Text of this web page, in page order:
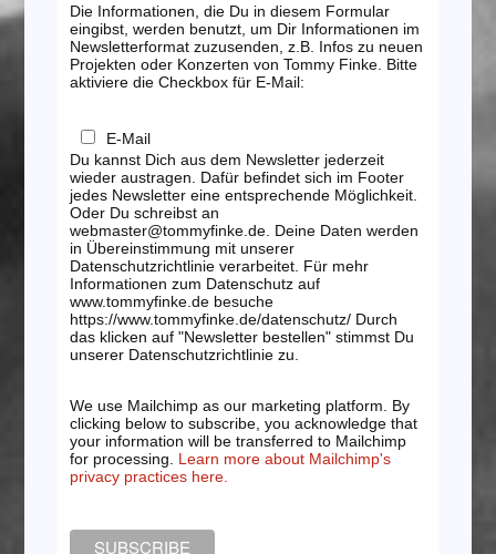
Die Informationen, die Du in diesem Formular
eingibst, werden benutzt, um Dir Informationen im
Newsletterformat zuzusenden, z.B. Infos zu neuen
Projekten oder Konzerten von Tommy Finke. Bitte
aktiviere die Checkbox für E-Mail:
E-Mail
Du kannst Dich aus dem Newsletter jederzeit
wieder austragen. Dafür befindet sich im Footer
jedes Newsletter eine entsprechende Möglichkeit.
Oder Du schreibst an
webmaster@tommyfinke.de. Deine Daten werden
in Übereinstimmung mit unserer
Datenschutzrichtlinie verarbeitet. Für mehr
Informationen zum Datenschutz auf
www.tommyfinke.de besuche
https://www.tommyfinke.de/datenschutz/ Durch
das klicken auf "Newsletter bestellen" stimmst Du
unserer Datenschutzrichtlinie zu.
We use Mailchimp as our marketing platform. By
clicking below to subscribe, you acknowledge that
your information will be transferred to Mailchimp
for processing. Learn more about Mailchimp's
privacy practices here.